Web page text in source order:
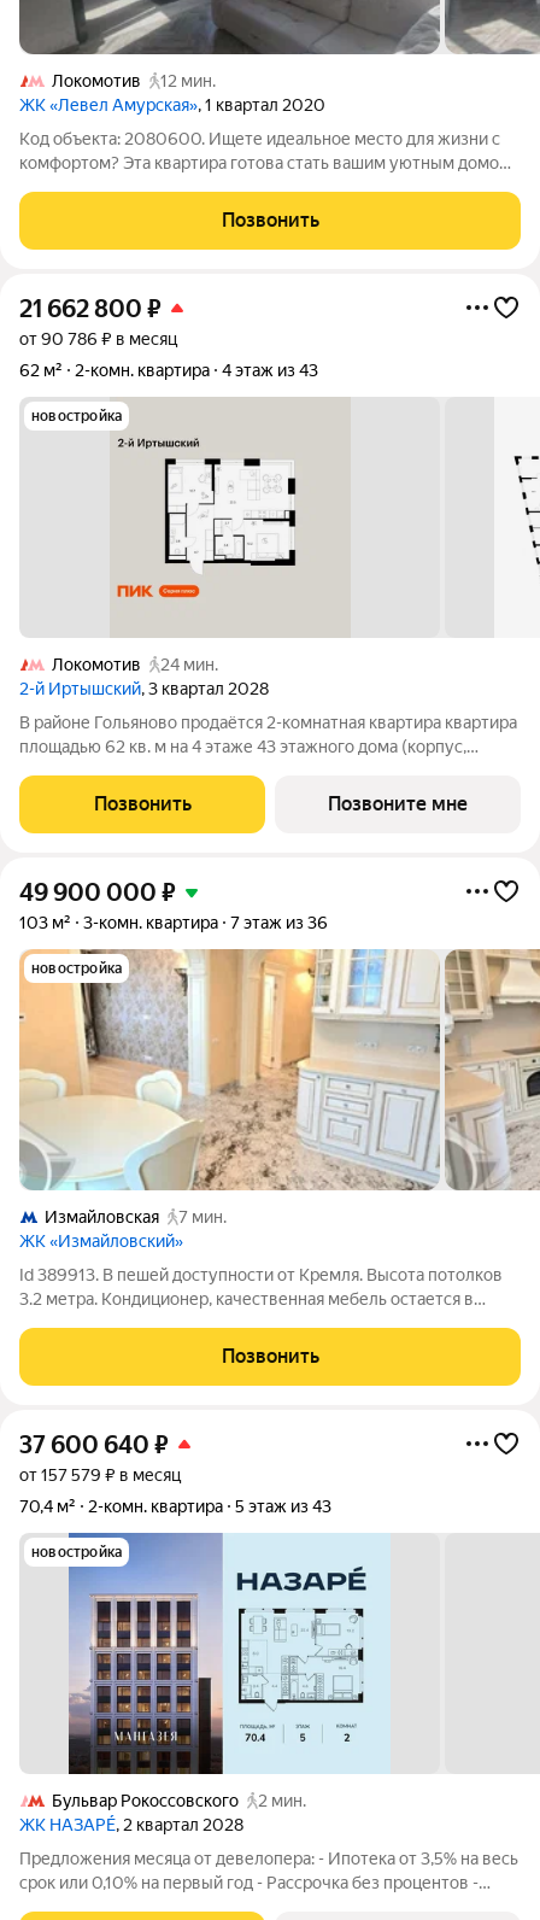
Локомотив
12 мин.
ЖК «Левел Амурская», 1 квартал 2020
Код объекта: 2080600. Ищете идеальное место для жизни с
комфортом? Эта квартира готова стать вашим уютным домом!
дизайнерским ремонтом, здесь всё создано для вашего
Позвонить
21 662 800 ₽
от 90 786 ₽ в месяц
62 м²
2-комн. квартира 4 этаж из 43
новостройка
Локомотив
24 мин.
2-й Иртышский, 3 квартал 2028
В районе Гольяново продаётся 2-комнатная квартира квартира
площадью 62 кв. м на 4 этаже 43 этажного дома (корпус,
расположение 25 минут пешком до станции метро
«Черкизовская» 14 минут на автомобиле до
Позвонить Позвоните мне
49 900 000 ₽
103 м² 3-комн. квартира 7 этаж из 36
новостройка
Измайловская
7 мин.
ЖК «Измайловский»
Id 389913. В пешей доступности от Кремля. Высота потолков
3.2 метра. Кондиционер, качественная мебель остается в
расположена вторая станция метро, а на транспорте до
Позвонить
37 600 640 ₽
от 157 579 ₽ в месяц
70,4 м²
2-комн. квартира 5 этаж из 43
новостройка
Бульвар Рокоссовского
2 мин.
ЖК НАЗАРÉ, 2 квартал 2028
Предложения месяца от девелопера: - Ипотека от 3,5% на весь
срок или 0,10% на первый год - Рассрочка без процентов -